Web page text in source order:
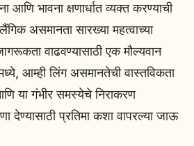
आणि भावना क्षणार्धात व्यक्त करण्याची
असमानता सारख्या महत्वाच्या
वाढवण्यासाठी एक मौल्यवान
आम्ही लिंग असमानतेची वास्तविकता
या गंभीर समस्येचे निराकरण
देण्यासाठी प्रतिमा कशा वापरल्या जाऊ